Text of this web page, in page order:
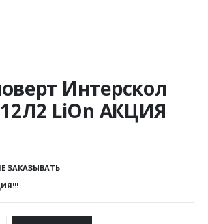
Интерскол
LiOn АКЦИЯ
ЗАКАЗЫВАТЬ